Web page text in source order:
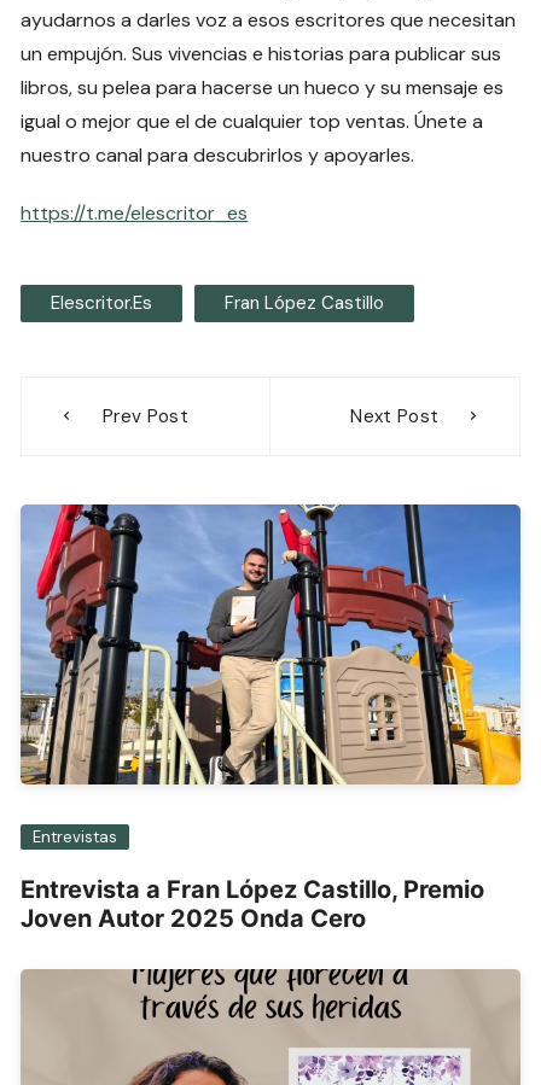
ayudarnos a darles voz a esos escritores que necesitan
un empujón. Sus vivencias e historias para publicar sus
libros, su pelea para hacerse un hueco y su mensaje es
igual o mejor que el de cualquier top ventas. Únete a
nuestro canal para descubrirlos y apoyarles.
https://t.me/elescritor_es
Elescritor.es Fran López Castillo
Prev Post Next Post
Entrevistas
Entrevista a Fran López Castillo, Premio
Joven Autor 2025 Onda Cero